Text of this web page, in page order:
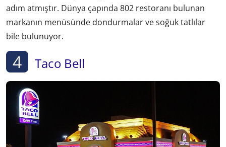
adım atmıştır. Dünya çapında 802 restoranı bulunan
markanın menüsünde dondurmalar ve soğuk tatlılar
bile bulunuyor.
4 Taco Bell